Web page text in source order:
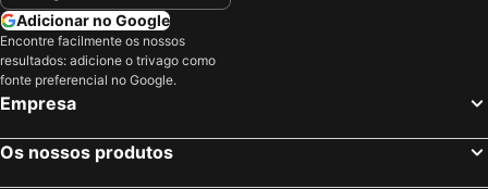
Adicionar no Google
Encontre facilmente os nossos
resultados: adicione o trivago como
fonte preferencial no Google.
Empresa
Os nossos produtos